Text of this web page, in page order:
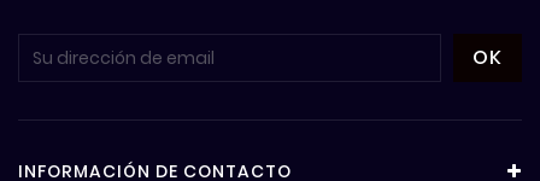
INFORMACIÓN DE CONTACTO